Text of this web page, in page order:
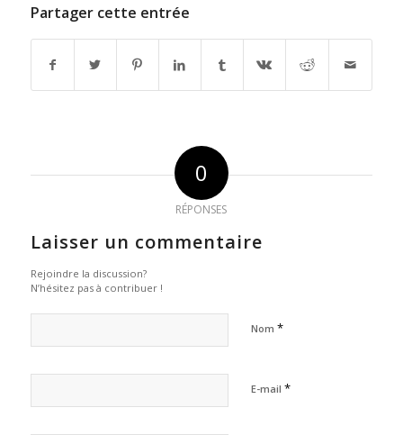
Partager cette entrée
0
RÉPONSES
Laisser un commentaire
Rejoindre la discussion?
N’hésitez pas à contribuer !
Nom *
E-mail *